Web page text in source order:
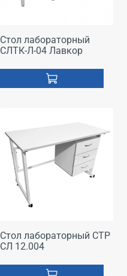
Стол лабораторный
СЛТК-Л-04 Лавкор
Стол лабораторный СТР
СЛ 12.004